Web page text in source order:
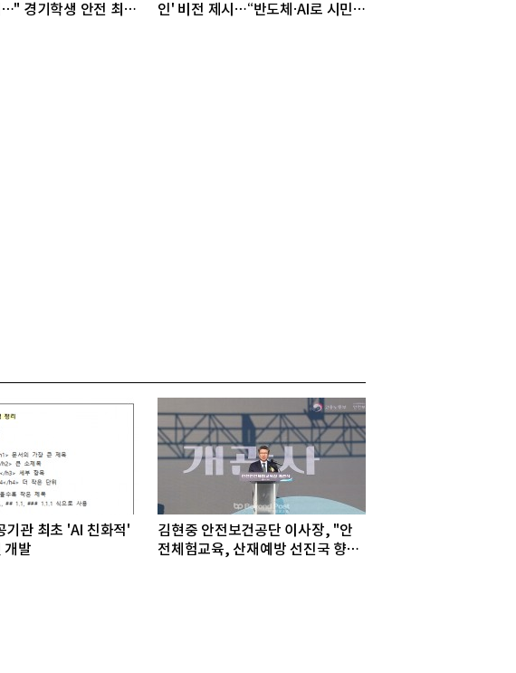
경기학생 안전 최우
인' 비전 제시…“반도체·AI로 시민
기관 최초 'AI 친화적'
개발
김현중 안전보건공단 이사장, "안
전체험교육, 산재예방 선진국 향한